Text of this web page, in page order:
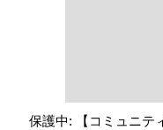
保護中: 【コミュニテ